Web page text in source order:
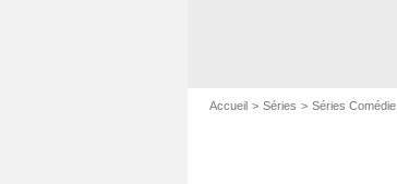
Accueil Séries Séries Comédie